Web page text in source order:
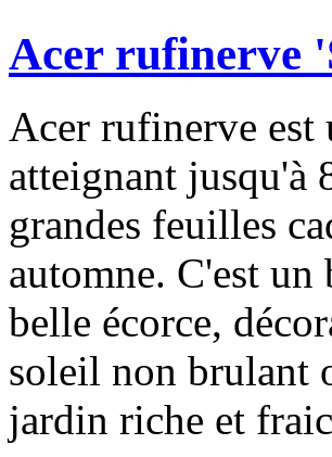
Acer rufinerve
Acer rufinerve est
atteignant jusqu'à
grandes feuilles
automne. C'est un
belle écorce,
soleil non brulant
jardin riche et